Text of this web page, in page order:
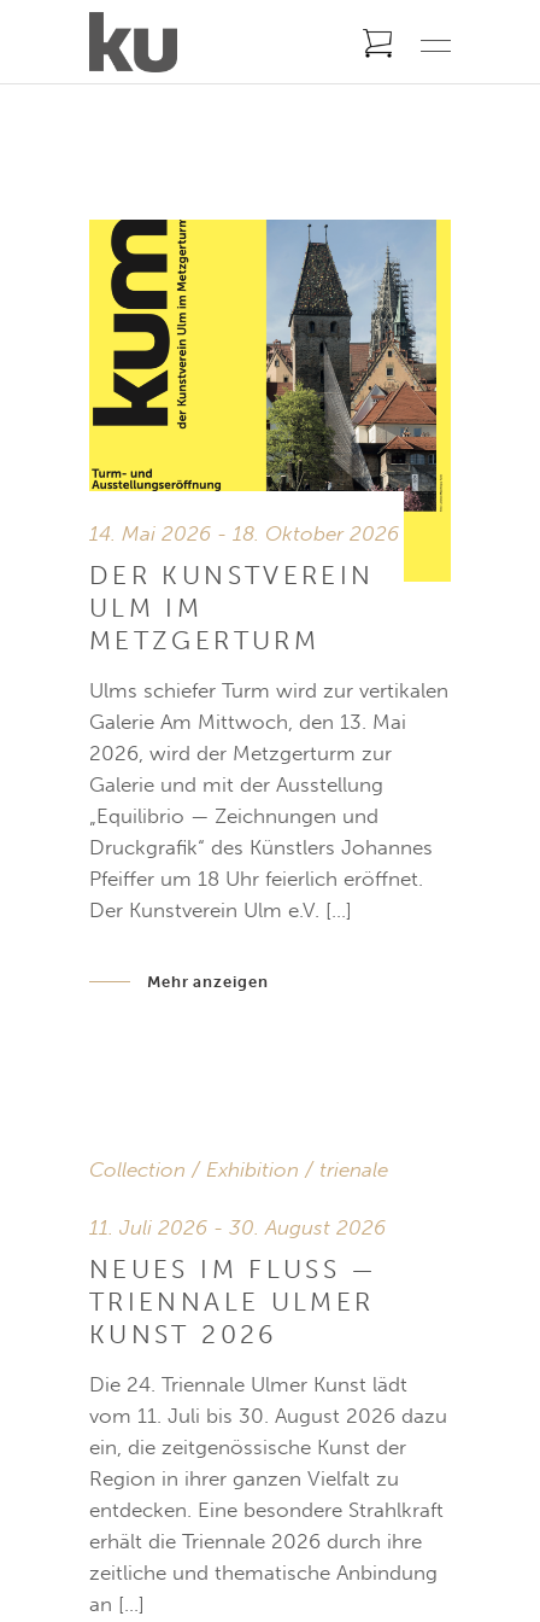
14. Mai 2026 - 18. Oktober 2026
DER KUNSTVEREIN
ULM IM
METZGERTURM
Ulms schiefer Turm wird zur vertikalen
Galerie Am Mittwoch, den 13. Mai
2026, wird der Metzgerturm zur
Galerie und mit der Ausstellung
„Equilibrio — Zeichnungen und
Druckgrafik“ des Künstlers Johannes
Pfeiffer um 18 Uhr feierlich eröffnet.
Der Kunstverein Ulm e.V. […]
Mehr anzeigen
Collection Exhibition trienale
11. Juli 2026 - 30. August 2026
NEUES IM FLUSS —
TRIENNALE ULMER
KUNST 2026
Die 24. Triennale Ulmer Kunst lädt
vom 11. Juli bis 30. August 2026 dazu
ein, die zeitgenössische Kunst der
Region in ihrer ganzen Vielfalt zu
entdecken. Eine besondere Strahlkraft
erhält die Triennale 2026 durch ihre
zeitliche und thematische Anbindung
an […]